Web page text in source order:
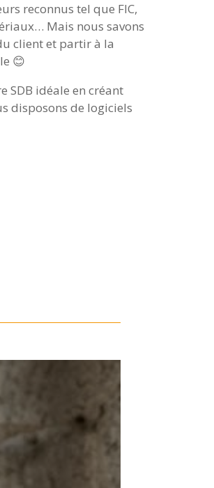
reconnus tel que FIC,
Mais nous savons
client et partir à la
😊
SDB idéale en créant
disposons de logiciels